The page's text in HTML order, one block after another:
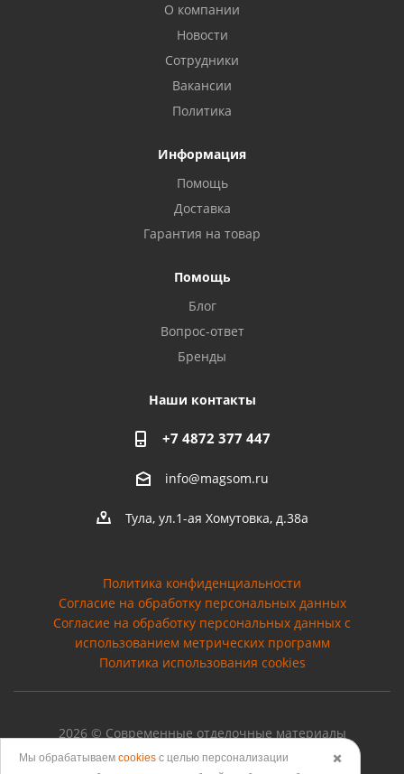
О компании
Новости
Сотрудники
Вакансии
Политика
Информация
Помощь
Доставка
Гарантия на товар
Помощь
Блог
Вопрос-ответ
Бренды
Наши контакты
+7 4872 377 447
info@magsom.ru
Тула, ул.1-ая Хомутовка, д.38а
Политика конфиденциальности
Согласие на обработку персональных данных
Cогласие на обработку персональных данных с
использованием метрических программ
Политика использования cookies
2026 © Современные отделочные материалы
✖️
Мы обрабатываем cookies с целью персонализации